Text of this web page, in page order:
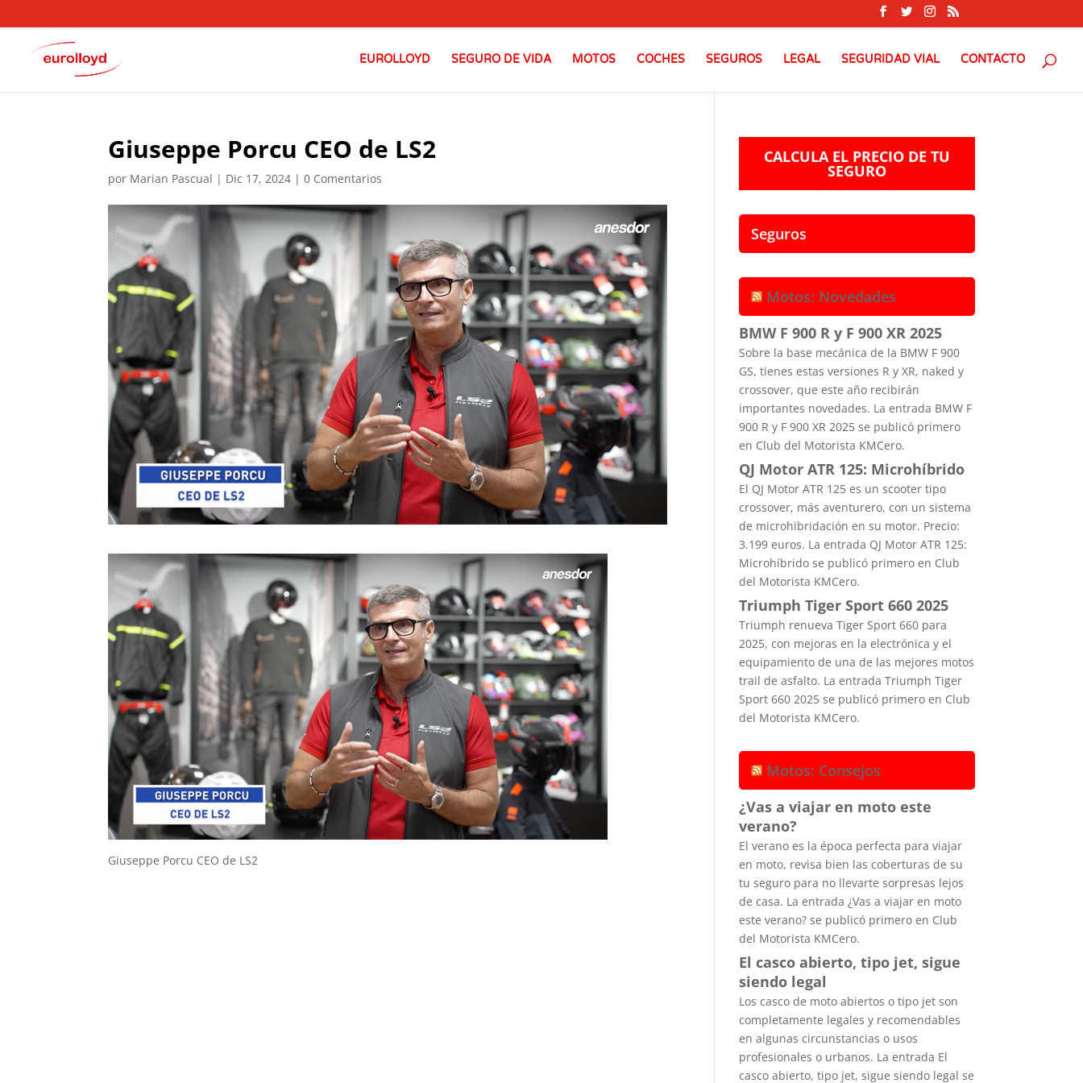
EUROLLOYD SEGURO DE VIDA MOTOS COCHES SEGUROS LEGAL SEGURIDAD VIAL CONTACTO
Giuseppe Porcu CEO de LS2
por Marian Pascual | Dic 17, 2024 |0 Comentarios
Giuseppe Porcu CEO de LS2
CALCULA EL PRECIO DE TU
SEGURO
Seguros
Motos: Novedades
BMW F 900 R y F 900 XR 2025
Sobre la base mecánica de la BMW F 900
GS, tienes estas versiones R y XR, naked y
crossover, que este año recibirán
importantes novedades. La entrada BMW F
900 R y F 900 XR 2025 se publicó primero
en Club del Motorista KMCero.
QJ Motor ATR 125: Microhíbrido
El QJ Motor ATR 125 es un scooter tipo
crossover, más aventurero, con un sistema
de microhibridación en su motor. Precio:
3.199 euros. La entrada QJ Motor ATR 125:
Microhíbrido se publicó primero en Club
del Motorista KMCero.
Triumph Tiger Sport 660 2025
Triumph renueva Tiger Sport 660 para
2025, con mejoras en la electrónica y el
equipamiento de una de las mejores motos
trail de asfalto. La entrada Triumph Tiger
Sport 660 2025 se publicó primero en Club
del Motorista KMCero.
Motos: Consejos
¿Vas a viajar en moto este
verano?
El verano es la época perfecta para viajar
en moto, revisa bien las coberturas de su
tu seguro para no llevarte sorpresas lejos
de casa. La entrada ¿Vas a viajar en moto
este verano? se publicó primero en Club
del Motorista KMCero.
El casco abierto, tipo jet, sigue
siendo legal
Los casco de moto abiertos o tipo jet son
completamente legales y recomendables
en algunas circunstancias o usos
profesionales o urbanos. La entrada El
casco abierto, tipo jet, sigue siendo legal se